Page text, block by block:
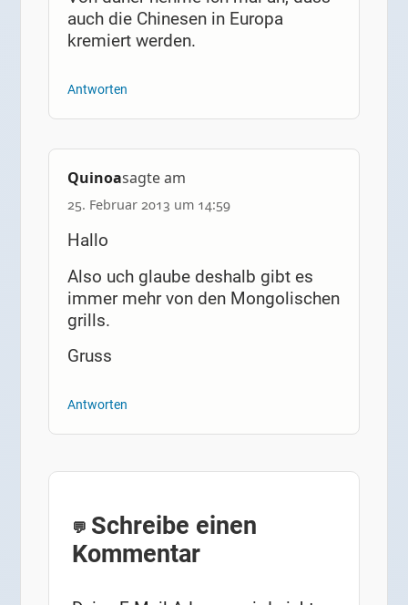
auch die Chinesen in Europa
kremiert werden.
Antworten
Quinoasagte am
25. Februar 2013 um 14:59
Hallo
Also uch glaube deshalb gibt es
immer mehr von den Mongolischen
grills.
Gruss
Antworten
Schreibe einen
Kommentar